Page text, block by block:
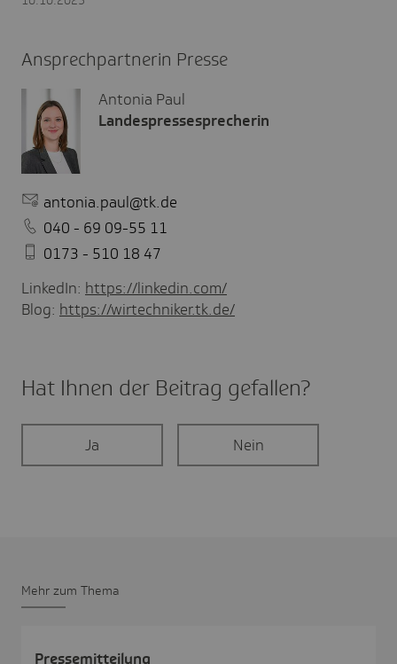
Ansprechpartnerin Presse
Antonia Paul
Landespressesprecherin
antonia.paul@tk.de
040 - 69 09-55 11
0173 - 510 18 47
LinkedIn: https://linkedin.com/
Blog: https://wirtechniker.tk.de/
Hat Ihnen der Beitrag gefal­len?
Ja Nein
Mehr zum Thema
Pres­se­mit­tei­lung